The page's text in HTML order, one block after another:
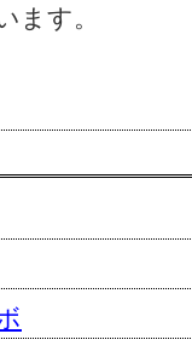
ます。